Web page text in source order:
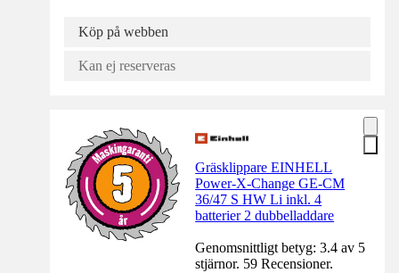
Köp på webben
Kan ej reserveras
Gräsklippare EINHELL
Power-X-Change GE-CM
36/47 S HW Li inkl. 4
batterier 2 dubbelladdare
Genomsnittligt betyg: 3.4 av 5
stjärnor. 59 Recensioner.